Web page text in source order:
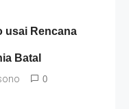
usai Rencana
Batal
0